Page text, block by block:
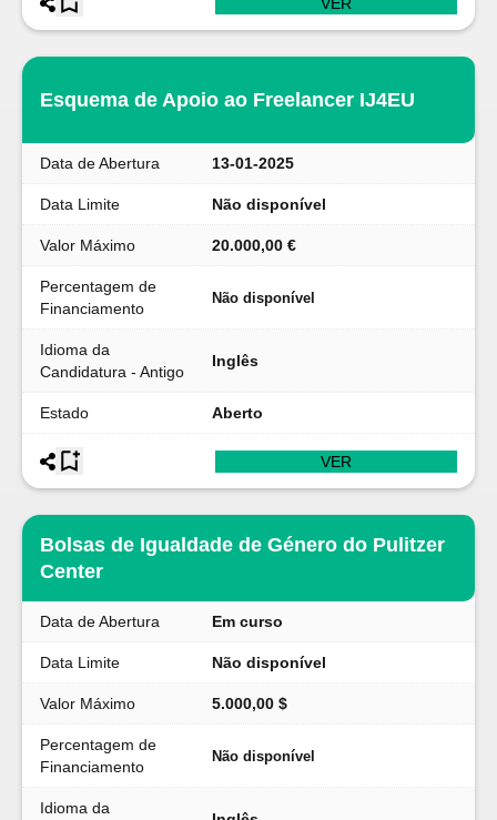
Esquema de Apoio ao Freelancer IJ4EU
Data de Abertura 13-01-2025
Data Limite Não disponível
Valor Máximo 20.000,00 €
Percentagem de
Financiamento
Não disponível
Idioma da
Candidatura - Antigo
Inglês
Estado Aberto
VER
Bolsas de Igualdade de Género do Pulitzer
Center
Data de Abertura Em curso
Data Limite Não disponível
Valor Máximo 5.000,00 $
Percentagem de
Financiamento
Não disponível
Idioma da